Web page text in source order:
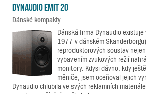
Dynaudio Emit 20
Dánské kompakty.
Dánská firma Dynaudio
1977 v dánském
reproduktorových soustav
vybavením zvukových režií
monitory. Kdysi dávno, kdy
měniče, jsem oceňoval jejich
Dynaudio chlubila ve svých reklamních